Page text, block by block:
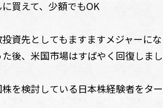
買えて、少額でもOK
資先としてもますますメジャーにな
後、米国市場はすばやく回復しま
を検討している日本株経験者をタ